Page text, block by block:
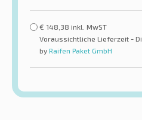
€ 148,38 inkl. MwST
Voraussichtliche Lieferzeit - Di
by Raifen Paket GmbH